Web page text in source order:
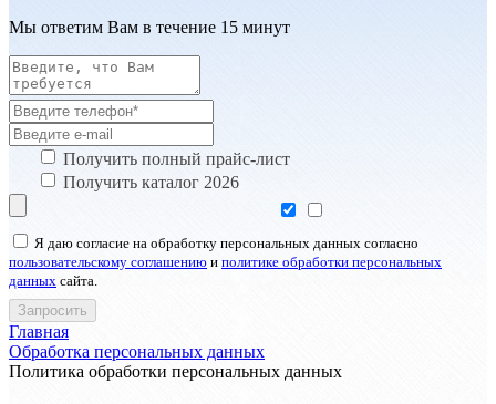
Мы ответим Вам в течение 15 минут
Получить полный прайс-лист
Получить каталог 2026
Я даю согласие на обработку персональных данных согласно
пользовательскому соглашению и политике обработки персональных
данных сайта.
Главная
Обработка персональных данных
Политика обработки персональных данных